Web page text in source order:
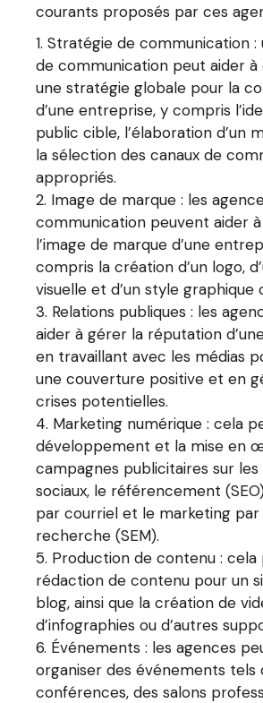
courants proposés par ces
Stratégie de communication :
de communication peut aider
une stratégie globale pour la
d’une entreprise, y compris
public cible, l’élaboration d’un
la sélection des canaux de
appropriés.
Image de marque : les
communication peuvent aider
l’image de marque d’une
compris la création d’un logo,
visuelle et d’un style graphique
Relations publiques : les
aider à gérer la réputation
en travaillant avec les médias
une couverture positive et en
crises potentielles.
Marketing numérique : cela
développement et la mise en
campagnes publicitaires sur les
sociaux, le référencement
par courriel et le marketing
recherche (SEM).
Production de contenu :
rédaction de contenu pour un
blog, ainsi que la création de
d’infographies ou d’autres
Événements : les agences
organiser des événements tels
conférences, des salons